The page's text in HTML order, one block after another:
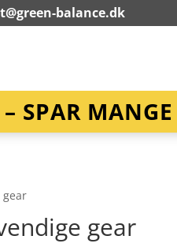
balance.dk
SPAR
gear